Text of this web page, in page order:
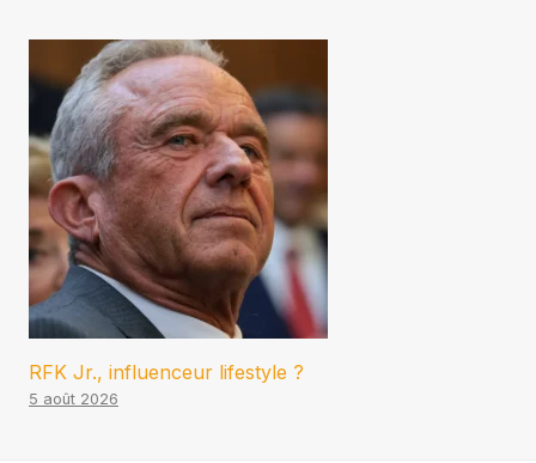
RFK Jr., influenceur lifestyle ?
5 août 2026